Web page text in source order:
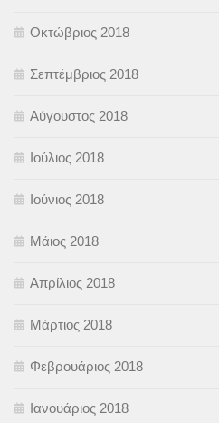
Οκτώβριος 2018
Σεπτέμβριος 2018
Αύγουστος 2018
Ιούλιος 2018
Ιούνιος 2018
Μάιος 2018
Απρίλιος 2018
Μάρτιος 2018
Φεβρουάριος 2018
Ιανουάριος 2018